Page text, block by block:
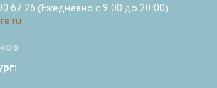
67 26 (Ежедневно с 9:00 до 20:00)